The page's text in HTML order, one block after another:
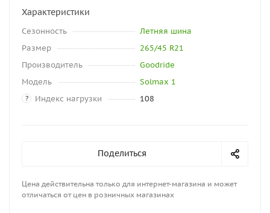
Характеристики
Сезонность
Летняя шина
Размер
265/45 R21
Производитель
Goodride
Модель
Solmax 1
? Индекс нагрузки 108
Поделиться
Цена действительна только для интернет-магазина и может
отличаться от цен в розничных магазинах